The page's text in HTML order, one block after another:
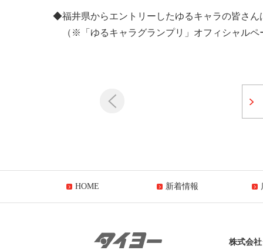
◆福井県からエントリーしたゆるキャラの皆さん
（※「ゆるキャラグランプリ」オフィシャルペ
HOME 新着情報
株式会